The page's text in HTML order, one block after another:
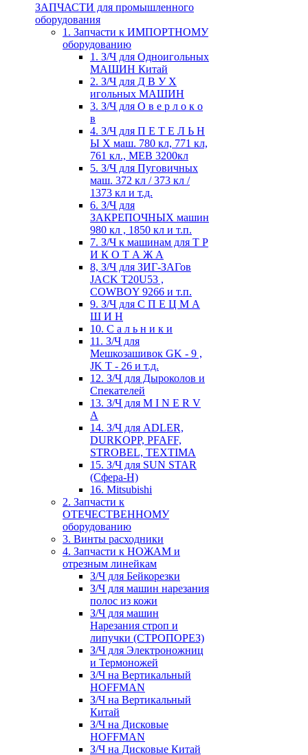
ЗАПЧАСТИ для промышленного
оборудования
1. Запчасти к ИМПОРТНОМУ
оборудованию
1. З/Ч для Одноигольных
МАШИН Китай
2. З/Ч для Д В У Х
игольных МАШИН
3. З/Ч для О в е р л о к о
в
4. З/Ч для П Е Т Е Л Ь Н
Ы Х маш. 780 кл, 771 кл,
761 кл., MEB 3200кл
5. З/Ч для Пуговичных
маш. 372 кл / 373 кл /
1373 кл и т.д.
6. З/Ч для
ЗАКРЕПОЧНЫХ машин
980 кл , 1850 кл и т.п.
7. З/Ч к машинам для Т Р
И К О Т А Ж А
8, З/Ч для ЗИГ-ЗАГов
JACK Т20U53 ,
COWBOY 9266 и т.п.
9. З/Ч для С П Е Ц М А
Ш И Н
10. С а л ь н и к и
11. З/Ч для
Мешкозашивок GK - 9 ,
JK T - 26 и т.д.
12. З/Ч для Дыроколов и
Спекателей
13. З/Ч для M I N E R V
A
14. З/Ч для ADLER,
DURKOPP, PFAFF,
STROBEL, TEXTIMA
15. З/Ч для SUN STAR
(Сфера-Н)
16. Mitsubishi
2. Запчасти к
ОТЕЧЕСТВЕННОМУ
оборудованию
3. Винты расходники
4. Запчасти к НОЖАМ и
отрезным линейкам
З/Ч для Бейкорезки
З/Ч для машин нарезания
полос из кожи
З/Ч для машин
Нарезания строп и
липучки (СТРОПОРЕЗ)
З/Ч для Электроножниц
и Термоножей
З/Ч на Вертикальный
HOFFMAN
З/Ч на Вертикальный
Китай
З/Ч на Дисковые
HOFFMAN
З/Ч на Дисковые Китай